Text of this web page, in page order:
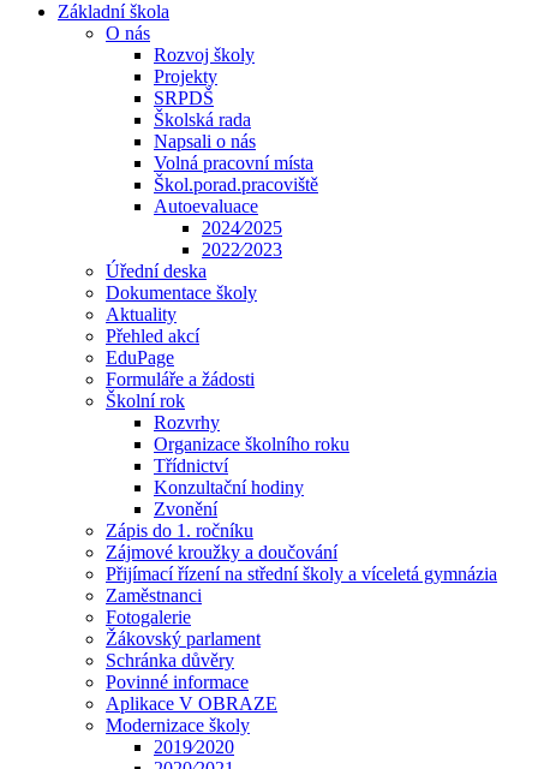
Základní škola
O nás
Rozvoj školy
Projekty
SRPDŠ
Školská rada
Napsali o nás
Volná pracovní místa
Škol.porad.pracoviště
Autoevaluace
2024⁄2025
2022⁄2023
Úřední deska
Dokumentace školy
Aktuality
Přehled akcí
EduPage
Formuláře a žádosti
Školní rok
Rozvrhy
Organizace školního roku
Třídnictví
Konzultační hodiny
Zvonění
Zápis do 1. ročníku
Zájmové kroužky a doučování
Přijímací řízení na střední školy a víceletá gymnázia
Zaměstnanci
Fotogalerie
Žákovský parlament
Schránka důvěry
Povinné informace
Aplikace V OBRAZE
Modernizace školy
2019⁄2020